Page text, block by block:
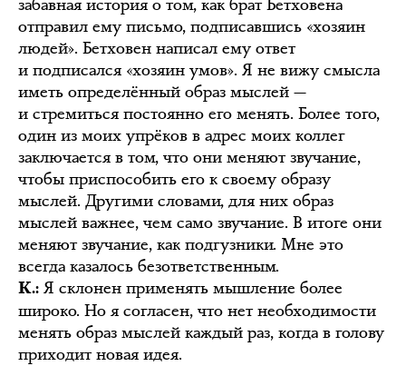
забавная история о том, как брат Бетховена
отправил ему письмо, подписавшись «хозяин
людей». Бетховен написал ему ответ
и подписался «хозяин умов». Я не вижу смысла
иметь определённый образ мыслей —
и стремиться постоянно его менять. Более того,
один из моих упрёков в адрес моих коллег
заключается в том, что они меняют звучание,
чтобы приспособить его к своему образу
мыслей. Другими словами, для них образ
мыслей важнее, чем само звучание. В итоге они
меняют звучание, как подгузники. Мне это
всегда казалось безответственным.
К.: Я склонен применять мышление более
широко. Но я согласен, что нет необходимости
менять образ мыслей каждый раз, когда в голову
приходит новая идея.